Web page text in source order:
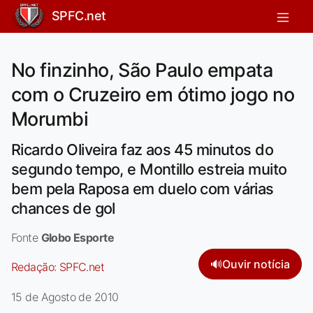
SPFC.net
No finzinho, São Paulo empata
com o Cruzeiro em ótimo jogo no
Morumbi
Ricardo Oliveira faz aos 45 minutos do
segundo tempo, e Montillo estreia muito
bem pela Raposa em duelo com várias
chances de gol
Fonte Globo Esporte
Redação: SPFC.net 🔊Ouvir notícia
15 de Agosto de 2010